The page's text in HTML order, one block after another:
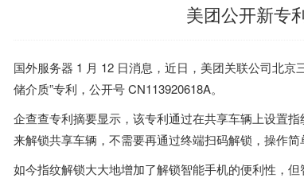
美团公开新专
国外服务器 1 月 12 日消息，近日，美团关联公司北
储介质”专利，公开号 CN113920618A。
企查查专利摘要显示，该专利通过在共享车辆上设置指
来解锁共享车辆，不需要再通过终端扫码解锁 ，操作
如今指纹解锁大大地增加了解锁智能手机的便利性，